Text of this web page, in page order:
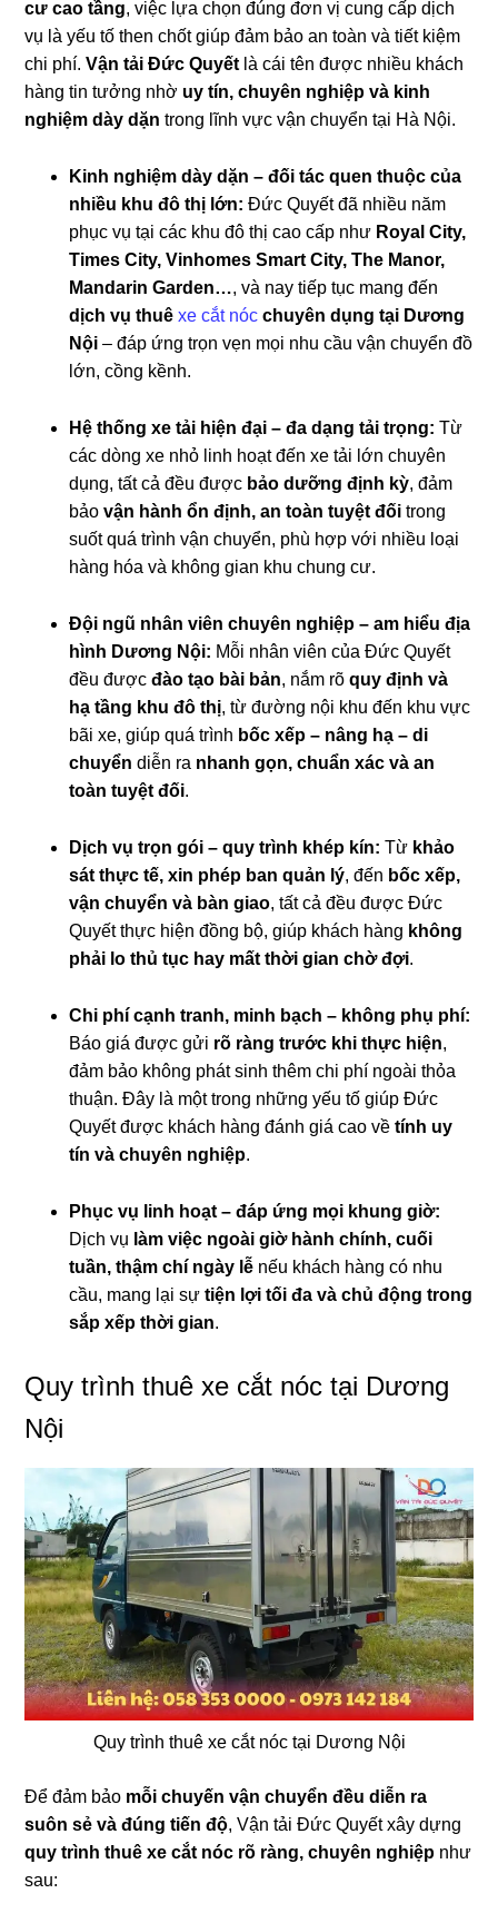
cư cao tầng, việc lựa chọn đúng đơn vị cung cấp dịch
vụ là yếu tố then chốt giúp đảm bảo an toàn và tiết kiệm
chi phí.Vận tải Đức Quyết là cái tên được nhiều khách
hàng tin tưởng nhờ uy tín, chuyên nghiệp và kinh
nghiệm dày dặn trong lĩnh vực vận chuyển tại Hà Nội.
Kinh nghiệm dày dặn – đối tác quen thuộc của
nhiều khu đô thị lớn: Đức Quyết đã nhiều năm
phục vụ tại các khu đô thị cao cấp như Royal City,
Times City, Vinhomes Smart City, The Manor,
Mandarin Garden…, và nay tiếp tục mang đến
dịch vụ thuêxe cắt nóc chuyên dụng tại Dương
Nội – đáp ứng trọn vẹn mọi nhu cầu vận chuyển đồ
lớn, cồng kềnh.
Hệ thống xe tải hiện đại – đa dạng tải trọng: Từ
các dòng xe nhỏ linh hoạt đến xe tải lớn chuyên
dụng, tất cả đều được bảo dưỡng định kỳ, đảm
bảovận hành ổn định, an toàn tuyệt đối trong
suốt quá trình vận chuyển, phù hợp với nhiều loại
hàng hóa và không gian khu chung cư.
Đội ngũ nhân viên chuyên nghiệp – am hiểu địa
hình Dương Nội: Mỗi nhân viên của Đức Quyết
đều đượcđào tạo bài bản, nắm rõquy định và
hạ tầng khu đô thị, từ đường nội khu đến khu vực
bãi xe, giúp quá trình bốc xếp – nâng hạ – di
chuyển diễn ra nhanh gọn, chuẩn xác và an
toàn tuyệt đối.
Dịch vụ trọn gói – quy trình khép kín: Từ khảo
sát thực tế, xin phép ban quản lý, đến bốc xếp,
vận chuyển và bàn giao, tất cả đều được Đức
Quyết thực hiện đồng bộ, giúp khách hàng không
phải lo thủ tục hay mất thời gian chờ đợi.
Chi phí cạnh tranh, minh bạch – không phụ phí:
Báo giá được gửi rõ ràng trước khi thực hiện,
đảm bảo không phát sinh thêm chi phí ngoài thỏa
thuận. Đây là một trong những yếu tố giúp Đức
Quyết được khách hàng đánh giá cao vềtính uy
tín và chuyên nghiệp.
Phục vụ linh hoạt – đáp ứng mọi khung giờ:
Dịch vụ làm việc ngoài giờ hành chính, cuối
tuần, thậm chí ngày lễ nếu khách hàng có nhu
cầu, mang lại sựtiện lợi tối đa và chủ động trong
sắp xếp thời gian.
Quy trình thuê xe cắt nóc tại Dương
Nội
Quy trình thuê xe cắt nóc tại Dương Nội
Để đảm bảo mỗi chuyến vận chuyển đều diễn ra
suôn sẻ và đúng tiến độ, Vận tải Đức Quyết xây dựng
quy trình thuê xe cắt nóc rõ ràng, chuyên nghiệp như
sau: